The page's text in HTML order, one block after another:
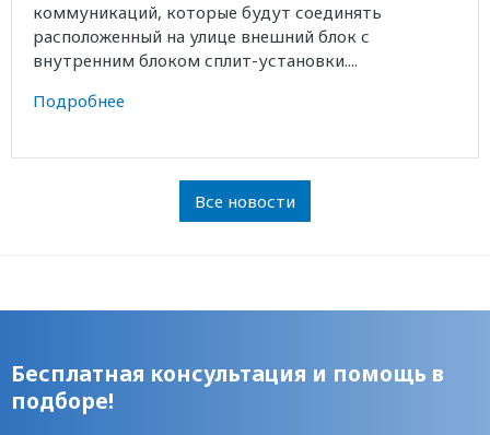
коммуникаций, которые будут соединять
расположенный на улице внешний блок с
внутренним блоком сплит-установки....
Подробнее
Все новости
Бесплатная консультация и помощь в
подборе!